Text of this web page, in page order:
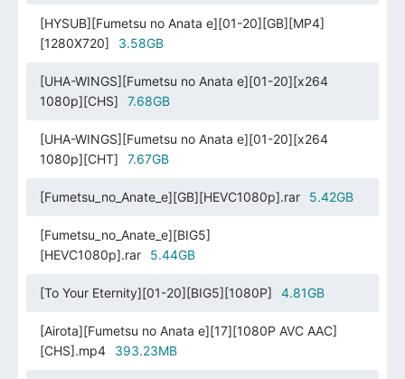
[HYSUB][Fumetsu no Anata e][01-20][GB][MP4]
[1280X720]
3.58GB
[UHA-WINGS][Fumetsu no Anata e][01-20][x264
1080p][CHS]
7.68GB
[UHA-WINGS][Fumetsu no Anata e][01-20][x264
1080p][CHT]
7.67GB
[Fumetsu_no_Anate_e][GB][HEVC1080p].rar 5.42GB
[Fumetsu_no_Anate_e][BIG5]
[HEVC1080p].rar
5.44GB
[To Your Eternity][01-20][BIG5][1080P] 4.81GB
[Airota][Fumetsu no Anata e][17][1080P AVC AAC]
[CHS].mp4
393.23MB